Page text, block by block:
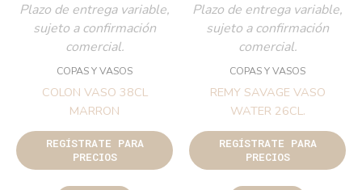
Plazo de entrega variable,
sujeto a confirmación
comercial.
COPAS Y VASOS
COLON VASO 38CL
MARRON
REGÍSTRATE PARA
PRECIOS
Plazo de entrega variable,
sujeto a confirmación
comercial.
COPAS Y VASOS
REMY SAVAGE VASO
WATER 26CL.
REGÍSTRATE PARA
PRECIOS